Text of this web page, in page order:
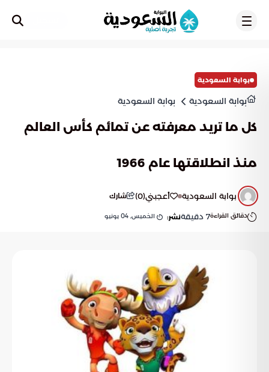
بوابة السعودية
بوابة السعودية بوابة السعودية
كل ما تريد معرفته عن تمائم كأس العالم
منذ انطلاقتها عام 1966
بوابة السعودية أعجبني(
0
) شارك
دقائق القراءة7 دقيقةنشر: الخميس, 04 يونيو